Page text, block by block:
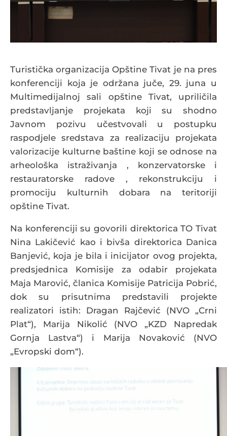
Turistička organizacija Opštine Tivat je na pres
konferenciji koja je održana juče, 29. juna u
Multimedijalnoj sali opštine Tivat, upriličila
predstavljanje projekata koji su shodno
Javnom pozivu učestvovali u postupku
raspodjele sredstava za realizaciju projekata
valorizacije kulturne baštine koji se odnose na
arheološka istraživanja , konzervatorske i
restauratorske radove , rekonstrukciju i
promociju kulturnih dobara na teritoriji
opštine Tivat.
Na konferenciji su govorili direktorica TO Tivat
Nina Lakičević kao i bivša direktorica Danica
Banjević, koja je bila i inicijator ovog projekta,
predsjednica Komisije za odabir projekata
Maja Marović, članica Komisije Patricija Pobrić,
dok su prisutnima predstavili projekte
realizatori istih: Dragan Rajčević (NVO „Crni
Plat“), Marija Nikolić (NVO „KZD Napredak
Gornja Lastva“) i Marija Novaković (NVO
„Evropski dom“).